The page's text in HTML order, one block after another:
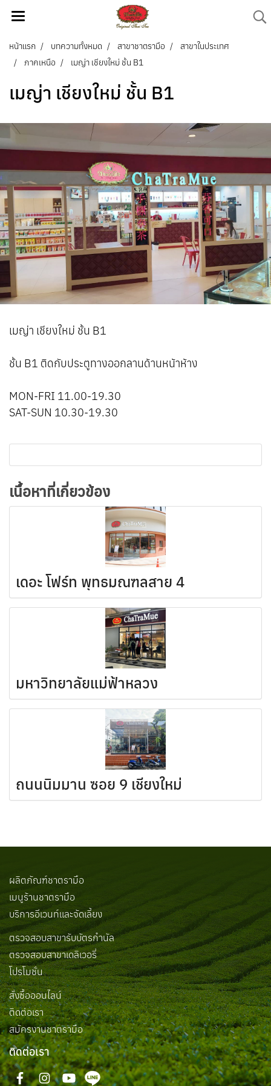
หน้าแรก บทความทั้งหมด สาขาชาตรามือ
สาขาในประเทศ
ภาคเหนือ
เมญ่า เชียงใหม่ ชั้น B1
เมญ่า เชียงใหม่ ชั้น B1
เมญ่า เชียงใหม่ ชั้น B1
ชั้น B1 ติดกับประตูทางออกลานด้านหน้าห้าง
MON-FRI 11.00-19.30
SAT-SUN 10.30-19.30
เนื้อหาที่เกี่ยวข้อง
เดอะ โฟร์ท พุทธมณฑลสาย 4
มหาวิทยาลัยแม่ฟ้าหลวง
ถนนนิมมาน ซอย 9 เชียงใหม่
ผลิตภัณฑ์ชาตรามือ
เมนูร้านชาตรามือ
บริการอีเวนท์และจัดเลี้ยง
ตรวจสอบสาขารับบัตรกำนัล
ตรวจสอบสาขาเดลิเวอรี่
โปรโมชั่น
สั่งซื้อออนไลน์
ติดต่อเรา
สมัครงานชาตรามือ
ติดต่อเรา